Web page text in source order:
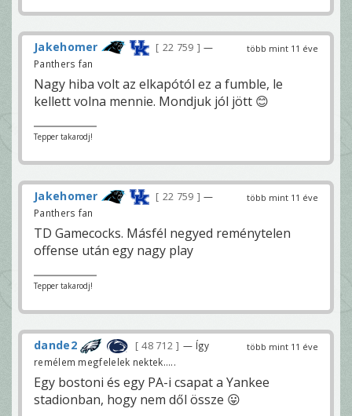
több mint 11 éve
Jakehomer 22 759
—
Panthers fan
Nagy hiba volt az elkapótól ez a fumble, le
kellett volna mennie. Mondjuk jól jött 😊
Tepper takarodj!
több mint 11 éve
Jakehomer 22 759
—
Panthers fan
TD Gamecocks. Másfél negyed reménytelen
offense után egy nagy play
Tepper takarodj!
több mint 11 éve
dande2 48 712
— Így
remélem megfelelek nektek.....
Egy bostoni és egy PA-i csapat a Yankee
stadionban, hogy nem dől össze 😛